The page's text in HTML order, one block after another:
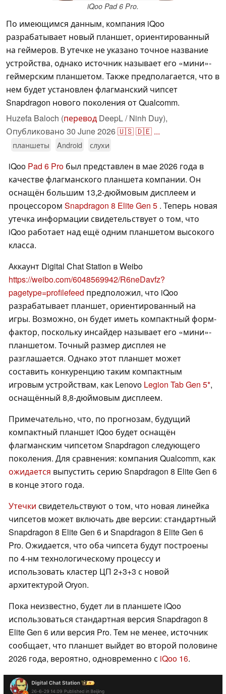
iQoo Pad 6 Pro.
По имеющимся данным, компания iQoo
разрабатывает новый планшет, ориентированный
на геймеров. В утечке не указано точное название
устройства, однако источник называет его «мини»-
геймерским планшетом. Также предполагается, что в
нем будет установлен флагманский чипсет
Snapdragon нового поколения от Qualcomm.
Huzefa Baloch (перевод DeepL / Ninh Duy),
Опубликовано 30 June 2026🇺🇸🇩🇪 ...
планшеты Android слухи
iQoo Pad 6 Pro был представлен в мае 2026 года в
качестве флагманского планшета компании. Он
оснащён большим 13,2-дюймовым дисплеем и
процессором Snapdragon 8 Elite Gen 5 . Теперь новая
утечка информации свидетельствует о том, что
iQoo работает над ещё одним планшетом высокого
класса.
Аккаунт Digital Chat Station в Weibo
https://weibo.com/6048569942/R6neDavfz?
pagetype=profilefeed предположил, что iQoo
разрабатывает планшет, ориентированный на
игры. Возможно, он будет иметь компактный форм-
фактор, поскольку инсайдер называет его «мини»-
планшетом. Точный размер дисплея не
разглашается. Однако этот планшет может
составить конкуренцию таким компактным
игровым устройствам, как Lenovo Legion Tab Gen 5 ,
оснащённый 8,8-дюймовым дисплеем.
Примечательно, что, по прогнозам, будущий
компактный планшет iQoo будет оснащён
флагманским чипсетом Snapdragon следующего
поколения. Для сравнения: компания Qualcomm, как
ожидается выпустить серию Snapdragon 8 Elite Gen 6
в конце этого года.
Утечки свидетельствуют о том, что новая линейка
чипсетов может включать две версии: стандартный
Snapdragon 8 Elite Gen 6 и Snapdragon 8 Elite Gen 6
Pro. Ожидается, что оба чипсета будут построены
по 4-нм технологическому процессу и
использовать кластер ЦП 2+3+3 с новой
архитектурой Oryon.
Пока неизвестно, будет ли в планшете iQoo
использоваться стандартная версия Snapdragon 8
Elite Gen 6 или версия Pro. Тем не менее, источник
сообщает, что планшет выйдет во второй половине
2026 года, вероятно, одновременно с iQoo 16.